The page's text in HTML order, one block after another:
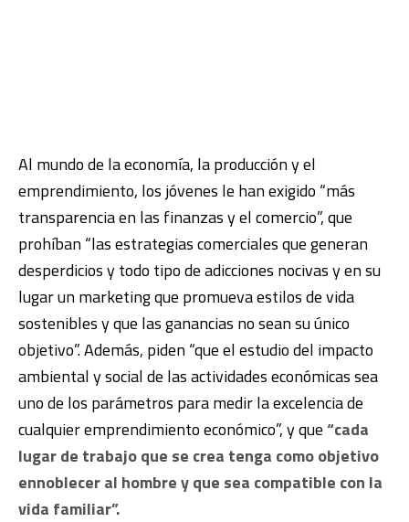
Al mundo de la economía, la producción y el
emprendimiento, los jóvenes le han exigido “más
transparencia en las finanzas y el comercio”, que
prohíban “las estrategias comerciales que generan
desperdicios y todo tipo de adicciones nocivas y en su
lugar un marketing que promueva estilos de vida
sostenibles y que las ganancias no sean su único
objetivo”. Además, piden “que el estudio del impacto
ambiental y social de las actividades económicas sea
uno de los parámetros para medir la excelencia de
cualquier emprendimiento económico”, y que“cada
lugar de trabajo que se crea tenga como objetivo
ennoblecer al hombre y que sea compatible con la
vida familiar”.